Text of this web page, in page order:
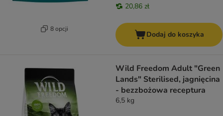
8 opcji
20,86 zł
Dodaj do koszyka
Wild Freedom Adult "Green
Lands" Sterilised, jagnięcina
- bezzbożowa receptura
6,5 kg